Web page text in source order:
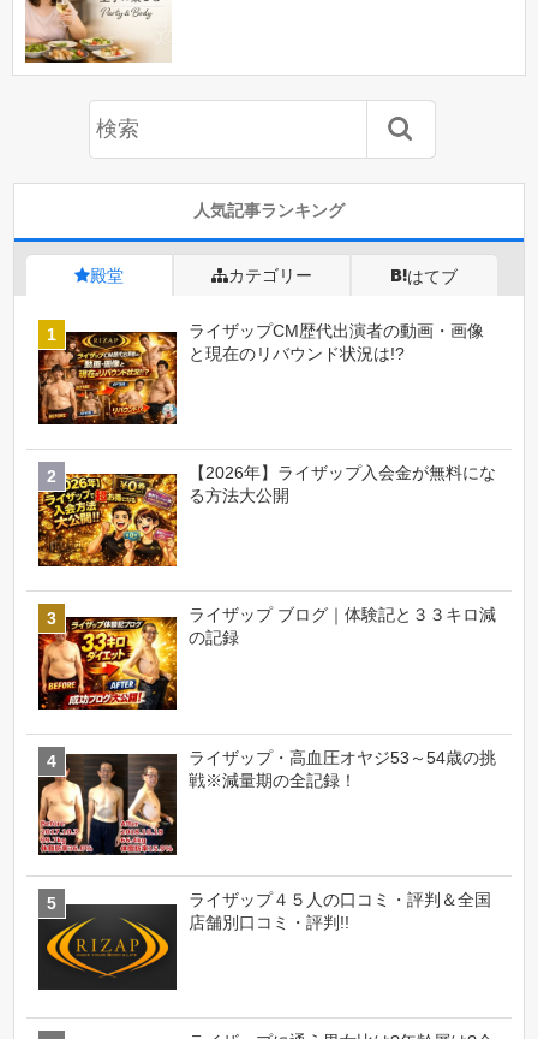
人気記事ランキング
殿堂 カテゴリー はてブ
ライザップCM歴代出演者の動画・画像
と現在のリバウンド状況は!?
【2026年】ライザップ入会金が無料にな
る方法大公開
ライザップ ブログ｜体験記と３３キロ減
の記録
ライザップ・高血圧オヤジ53～54歳の挑
戦※減量期の全記録！
ライザップ４５人の口コミ・評判＆全国
店舗別口コミ・評判!!